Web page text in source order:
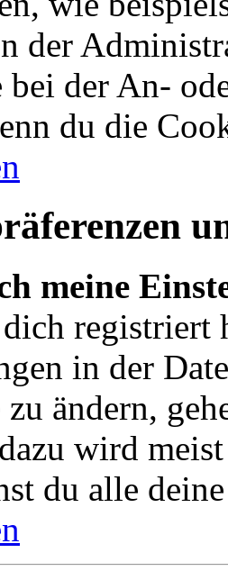
der
bei der An-
du die
meine
registriert
in der
ändern,
wird
du alle